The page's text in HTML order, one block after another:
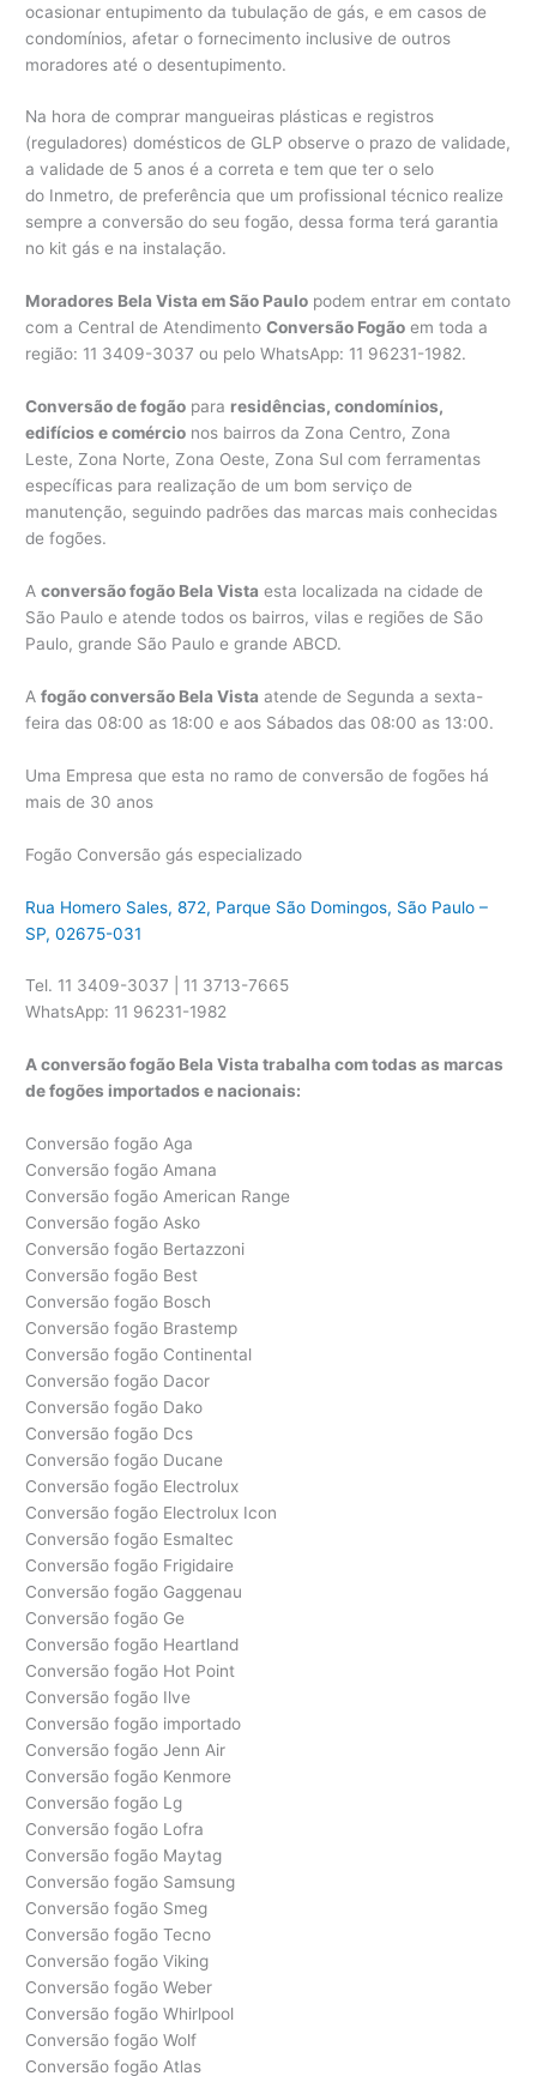
ocasionar entupimento da tubulação de gás, e em casos de
condomínios, afetar o fornecimento inclusive de outros
moradores até o desentupimento.
Na hora de comprar mangueiras plásticas e registros
(reguladores) domésticos de GLP observe o prazo de validade,
a validade de 5 anos é a correta e tem que ter o selo
do Inmetro, de preferência que um profissional técnico realize
sempre a conversão do seu fogão, dessa forma terá garantia
no kit gás e na instalação.
Moradores Bela Vista em São Paulo podem entrar em contato
com a Central de AtendimentoConversão Fogão em toda a
região: 11 3409-3037 ou pelo WhatsApp: 11 96231-1982.
Conversão de fogão para residências, condomínios,
edifícios e comércio nos bairros da Zona Centro, Zona
Leste, Zona Norte, Zona Oeste, Zona Sul com ferramentas
específicas para realização de um bom serviço de
manutenção, seguindo padrões das marcas mais conhecidas
de fogões.
Aconversão fogão Bela Vista esta localizada na cidade de
São Paulo e atende todos os bairros, vilas e regiões de São
Paulo, grande São Paulo e grande ABCD.
Afogão conversão Bela Vista atende de Segunda a sexta-
feira das 08:00 as 18:00 e aos Sábados das 08:00 as 13:00.
Uma Empresa que esta no ramo de conversão de fogões há
mais de 30 anos
Fogão Conversão gás especializado
Rua Homero Sales, 872, Parque São Domingos, São Paulo –
SP, 02675-031
Tel. 11 3409-3037 | 11 3713-7665
WhatsApp: 11 96231-1982
A conversão fogão Bela Vista trabalha com todas as marcas
de fogões importados e nacionais:
Conversão fogão Aga
Conversão fogão Amana
Conversão fogão American Range
Conversão fogão Asko
Conversão fogão Bertazzoni
Conversão fogão Best
Conversão fogão Bosch
Conversão fogão Brastemp
Conversão fogão Continental
Conversão fogão Dacor
Conversão fogão Dako
Conversão fogão Dcs
Conversão fogão Ducane
Conversão fogão Electrolux
Conversão fogão Electrolux Icon
Conversão fogão Esmaltec
Conversão fogão Frigidaire
Conversão fogão Gaggenau
Conversão fogão Ge
Conversão fogão Heartland
Conversão fogão Hot Point
Conversão fogão Ilve
Conversão fogão importado
Conversão fogão Jenn Air
Conversão fogão Kenmore
Conversão fogão Lg
Conversão fogão Lofra
Conversão fogão Maytag
Conversão fogão Samsung
Conversão fogão Smeg
Conversão fogão Tecno
Conversão fogão Viking
Conversão fogão Weber
Conversão fogão Whirlpool
Conversão fogão Wolf
Conversão fogão Atlas